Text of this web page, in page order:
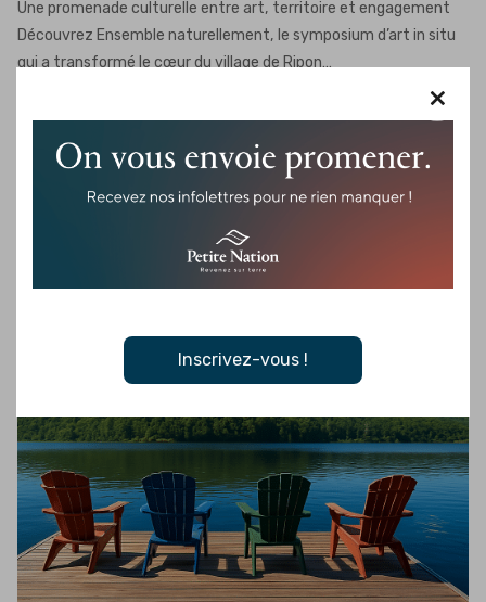
×
Inscrivez-vous !
Une promenade culturelle entre art, territoire et engagement
Découvrez Ensemble naturellement, le symposium d’art in situ
qui a transformé le cœur du village de Ripon…